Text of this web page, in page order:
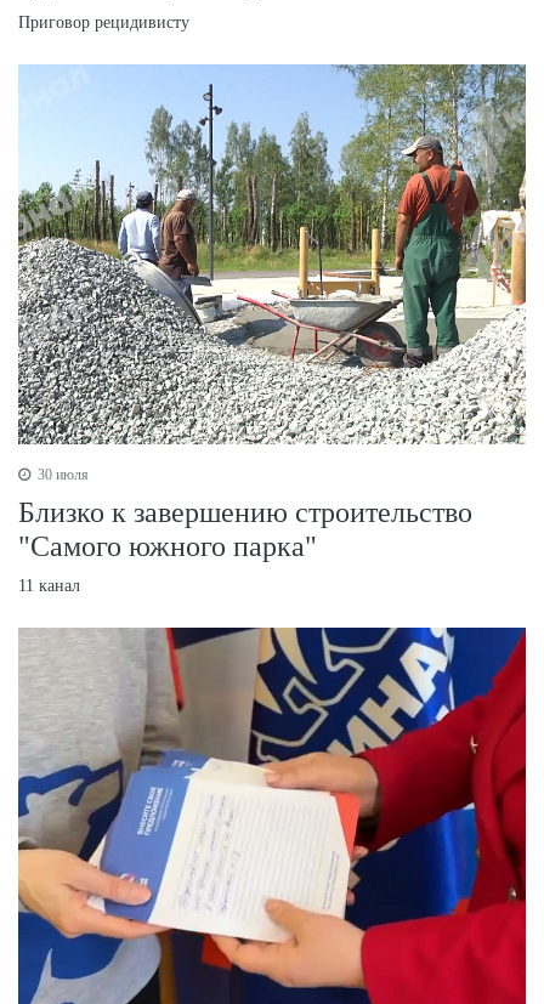
Приговор рецидивисту
30 июля
Близко к завершению строительство
"Самого южного парка"
11 канал